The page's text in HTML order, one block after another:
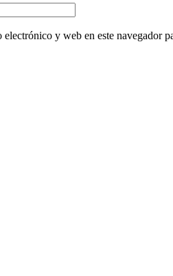
y web en este navegador